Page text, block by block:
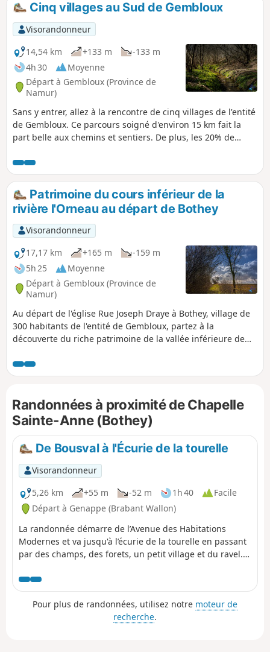
p
Cinq villages au Sud de Gembloux
Visorandonneur
14,54 km
+133 m
-133 m
4h 30
Moyenne
Départ à Gembloux (Province de
Namur)
Sans y entrer, allez à la rencontre de cinq villages de l'entité
de Gembloux. Ce parcours soigné d'environ 15 km fait la
part belle aux chemins et sentiers. De plus, les 20% de
praticables. Au printemps, les sous-bois foisonnent de
fleurs. Sur les hauteurs, regardez autour de vous : les
paysages vous surprendront.
Patrimoine du cours inférieur de la
rivière l'Orneau au départ de Bothey
Visorandonneur
17,17 km
+165 m
-159 m
5h 25
Moyenne
Départ à Gembloux (Province de
Namur)
Au départ de l'église Rue Joseph Draye à Bothey, village de
300 habitants de l'entité de Gembloux, partez à la
découverte du riche patrimoine de la vallée inférieure de
raviront tout au long d'un parcours vallonné. Alternance de
passages boisés et campagnards. Le long des routes
nombreux aménagements vous donneront le temps de vous
poser tout au long de la randonnée.
Randonnées à proximité de Chapelle
Sainte-Anne (Bothey)
De Bousval à l'Écurie de la tourelle
Visorandonneur
5,26 km
+55 m -52 m 1h 40
Facile
Départ à Genappe (Brabant Wallon)
La randonnée démarre de l’Avenue des Habitations
Modernes et va jusqu'à l’écurie de la tourelle en passant
par des champs, des forets, un petit village et du ravel.
jolis pour débutants.
Pour plus de randonnées, utilisez notre moteur de
recherche.